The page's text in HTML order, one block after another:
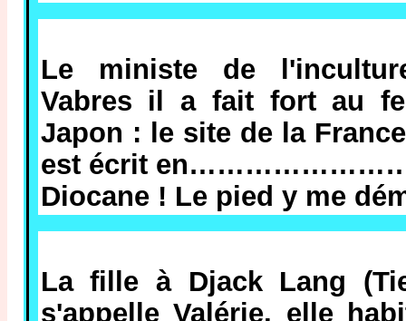
Le ministe de
Vabres il a fait fort au
Japon : le site de la
est écrit
Diocane ! Le pied y me
La fille à Djack Lang
s'appelle Valérie, elle